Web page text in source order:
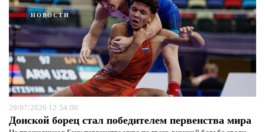
НОВОСТИ
29/07/2026 12:54:00
Донской борец стал победителем первенства мира